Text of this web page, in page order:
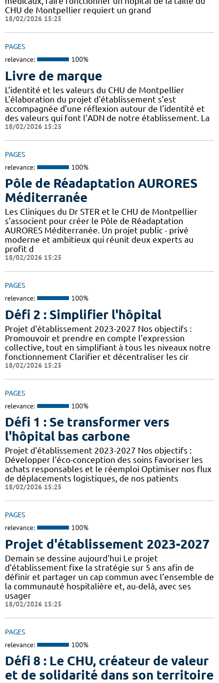
CHU de Montpellier requiert un grand
18/02/2026 15:25
PAGES
relevance: 100%
Livre de marque
L’identité et les valeurs du CHU de Montpellier
L'élaboration du projet d'établissement s’est
accompagnée d’une réflexion autour de l’identité et
des valeurs qui font l’ADN de notre établissement. La
18/02/2026 15:25
PAGES
relevance: 100%
Pôle de Réadaptation AURORES
Méditerranée
Les Cliniques du Dr STER et le CHU de Montpellier
s’associent pour créer le Pôle de Réadaptation
AURORES Méditerranée. Un projet public - privé
moderne et ambitieux qui réunit deux experts au
profit d
18/02/2026 15:25
PAGES
relevance: 100%
Défi 2 : Simplifier l'hôpital
Projet d'établissement 2023-2027 Nos objectifs :
Promouvoir et prendre en compte l’expression
collective, tout en simplifiant à tous les niveaux notre
fonctionnement Clarifier et décentraliser les cir
18/02/2026 15:25
PAGES
relevance: 100%
Défi 1 : Se transformer vers
l'hôpital bas carbone
Projet d'établissement 2023-2027 Nos objectifs :
Développer l’éco-conception des soins Favoriser les
achats responsables et le réemploi Optimiser nos flux
de déplacements logistiques, de nos patients
18/02/2026 15:25
PAGES
relevance: 100%
Projet d'établissement 2023-2027
Demain se dessine aujourd'hui Le projet
d’établissement fixe la stratégie sur 5 ans afin de
définir et partager un cap commun avec l’ensemble de
la communauté hospitalière et, au-delà, avec ses
usager
18/02/2026 15:25
PAGES
relevance: 100%
Défi 8 : Le CHU, créateur de valeur
et de solidarité dans son territoire